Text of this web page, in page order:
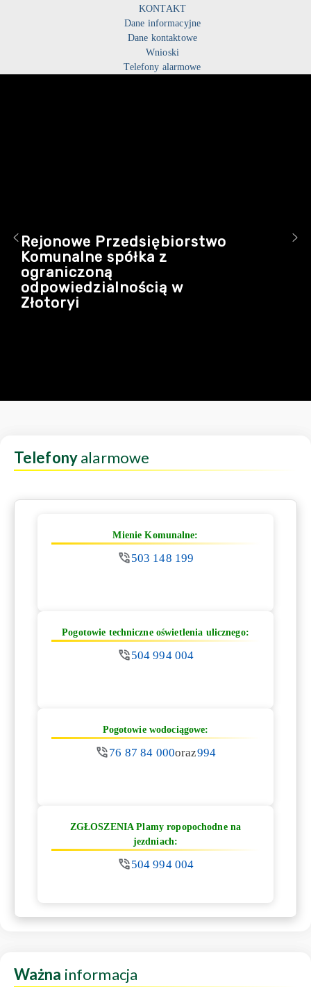
KONTAKT
Dane informacyjne
Dane kontaktowe
Wnioski
Telefony alarmowe
Rejonowe Przedsiębiorstwo
Komunalne spółka z
ograniczoną
odpowiedzialnością w
Złotoryi
Telefonyalarmowe
Mienie Komunalne:
503 148 199
Pogotowie techniczne oświetlenia ulicznego:
504 994 004
Pogotowie wodociągowe:
76 87 84 000oraz994
ZGŁOSZENIA Plamy ropopochodne na
jezdniach:
504 994 004
Ważna informacja